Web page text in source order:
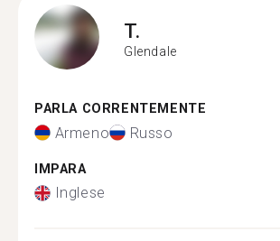
T.
Glendale
PARLA CORRENTEMENTE
Armeno Russo
IMPARA
Inglese